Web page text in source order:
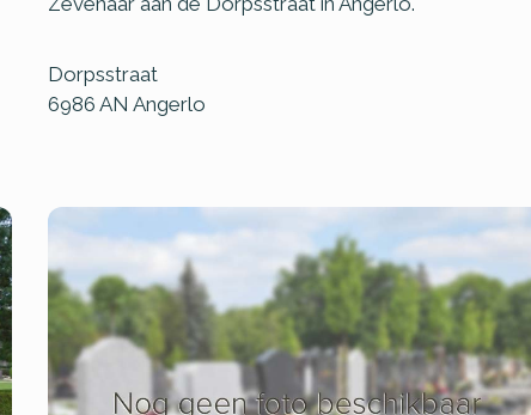
Dorpsstraat
6986 AN Angerlo